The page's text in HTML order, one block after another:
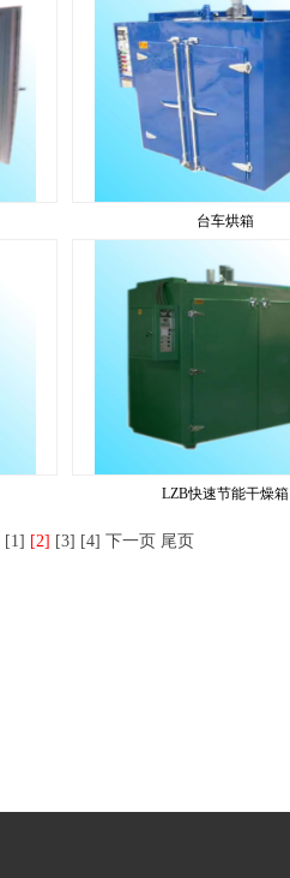
台车烘箱
LZB快速节能干燥箱
[1] [2] [3] [4] 下一页 尾页